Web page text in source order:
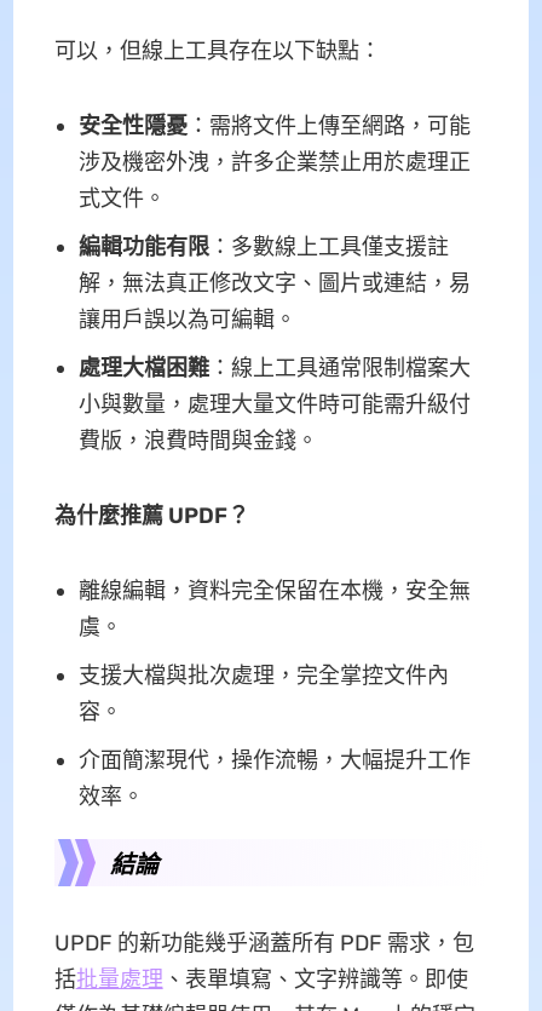
可以，但線上工具存在以下缺點：
安全性隱憂：需將文件上傳至網路，可能
涉及機密外洩，許多企業禁止用於處理正
式文件。
編輯功能有限：多數線上工具僅支援註
解，無法真正修改文字、圖片或連結，易
讓用戶誤以為可編輯。
處理大檔困難：線上工具通常限制檔案大
小與數量，處理大量文件時可能需升級付
費版，浪費時間與金錢。
為什麼推薦 UPDF？
離線編輯，資料完全保留在本機，安全無
虞。
支援大檔與批次處理，完全掌控文件內
容。
介面簡潔現代，操作流暢，大幅提升工作
效率。
結論
UPDF 的新功能幾乎涵蓋所有 PDF 需求，包
括批量處理 、表單填寫、文字辨識等。即使